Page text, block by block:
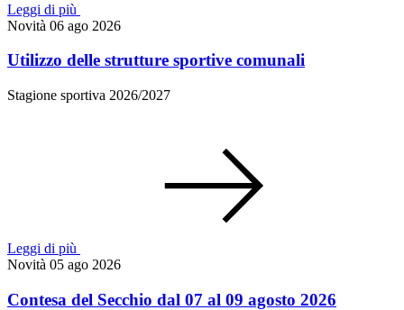
Leggi di più
Novità 06 ago 2026
Utilizzo delle strutture sportive comunali
Stagione sportiva 2026/2027
Leggi di più
Novità 05 ago 2026
Contesa del Secchio dal 07 al 09 agosto 2026